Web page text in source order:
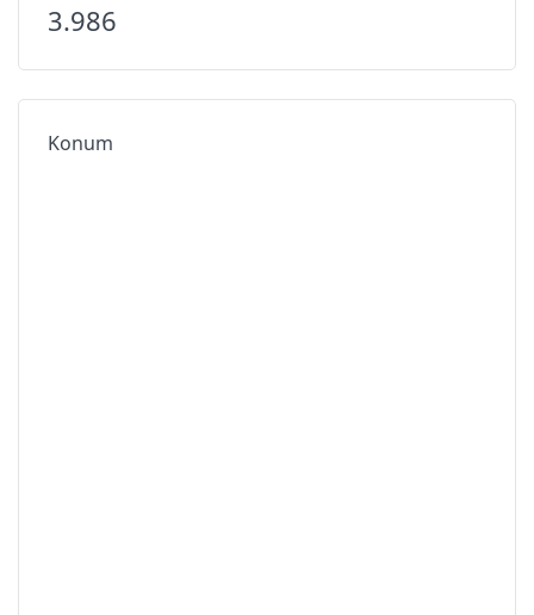
3.986
Konum